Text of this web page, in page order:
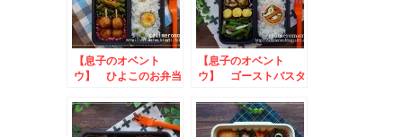
【息子のオベント
ウ】 ひよこのお弁当
【息子のオベント
ウ】 ゴーストバスタ